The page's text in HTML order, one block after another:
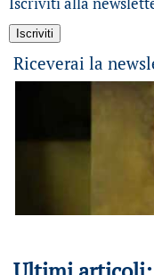
Riceverai la